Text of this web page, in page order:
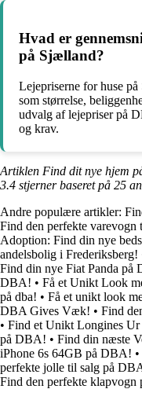
Hvad er
på Sjælland?
Lejepriserne for huse
som størrelse,
udvalg af lejepriser på
og krav.
Artiklen Find dit nye hjem
3.4 stjerner baseret på 25
Andre populære artikler:
Find den perfekte varevogn
Adoption: Find din nye
andelsbolig i Frederiksberg!
Find din nye Fiat Panda på
DBA! • Få et Unikt Look
på dba! • Få et unikt look
DBA Gives Væk! • Find
• Find et Unikt Longines
på DBA! • Find din næste
iPhone 6s 64GB på DBA! •
perfekte jolle til salg på
Find den perfekte